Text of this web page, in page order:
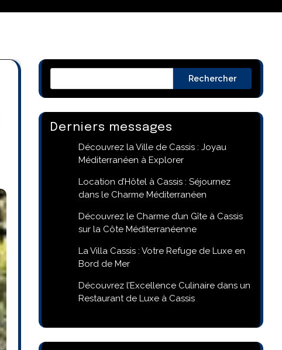
Rechercher
Derniers messages
Découvrez la Ville de Cassis : Joyau
Méditerranéen à Explorer
Location d’Hôtel à Cassis : Séjournez
dans le Charme Méditerranéen
Découvrez le Charme d’un Gîte à Cassis
sur la Côte Méditerranéenne
La Villa Cassis : Votre Refuge de Luxe en
Bord de Mer
Découvrez l’Excellence Culinaire dans un
Restaurant de Luxe à Cassis